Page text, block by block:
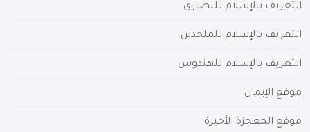
التعريف بالإسلام للنصارى
التعريف بالإسلام للملحدين
التعريف بالإسلام للهندوس
موقع الإيمان
موقع المعجزة الأخيرة